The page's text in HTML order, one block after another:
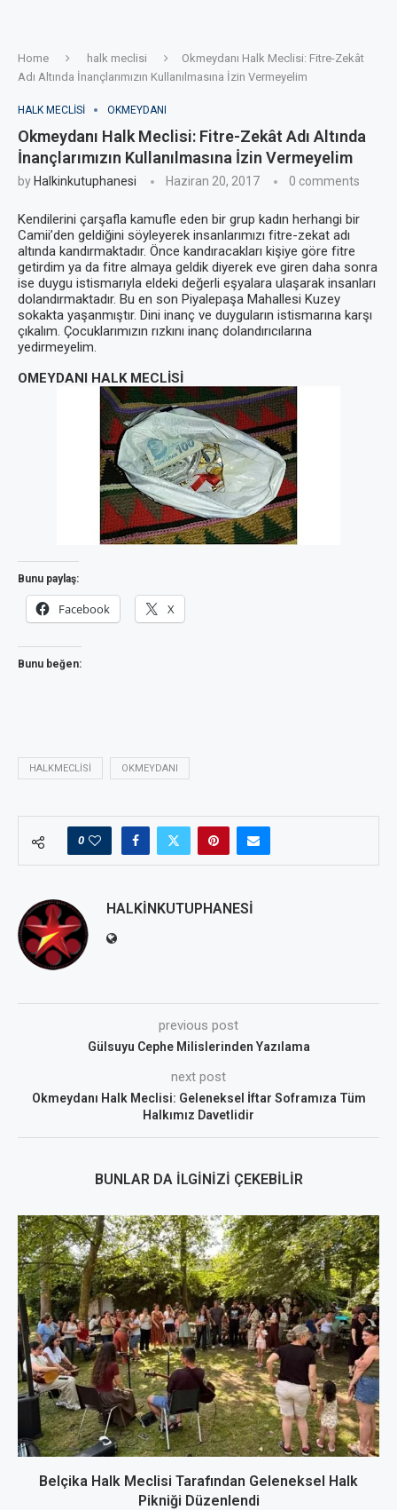
Home halk meclisi
Okmeydanı Halk Meclisi: Fitre-Zekât
Adı Altında İnançlarımızın Kullanılmasına İzin Vermeyelim
HALK MECLISI OKMEYDANI
Okmeydanı Halk Meclisi: Fitre-Zekât Adı Altında
İnançlarımızın Kullanılmasına İzin Vermeyelim
by Halkinkutuphanesi Haziran 20, 2017 0 comments
Kendilerini çarşafla kamufle eden bir grup kadın herhangi bir
Camii’den geldiğini söyleyerek insanlarımızı fitre-zekat adı
altında kandırmaktadır. Önce kandıracakları kişiye göre fitre
getirdim ya da fitre almaya geldik diyerek eve giren daha sonra
ise duygu istismarıyla eldeki değerli eşyalara ulaşarak insanları
dolandırmaktadır. Bu en son Piyalepaşa Mahallesi Kuzey
sokakta yaşanmıştır. Dini inanç ve duyguların istismarına karşı
çıkalım. Çocuklarımızın rızkını inanç dolandırıcılarına
yedirmeyelim.
OMEYDANI HALK MECLİSİ
Bunu paylaş:
Facebook X
Bunu beğen:
HALKMECLISI OKMEYDANI
0
HALKINKUTUPHANESI
previous post
Gülsuyu Cephe Milislerinden Yazılama
next post
Okmeydanı Halk Meclisi: Geleneksel İftar Soframıza Tüm
Halkımız Davetlidir
BUNLAR DA İLGINIZI ÇEKEBILIR
Belçika Halk Meclisi Tarafından Geleneksel Halk
Pikniği Düzenlendi